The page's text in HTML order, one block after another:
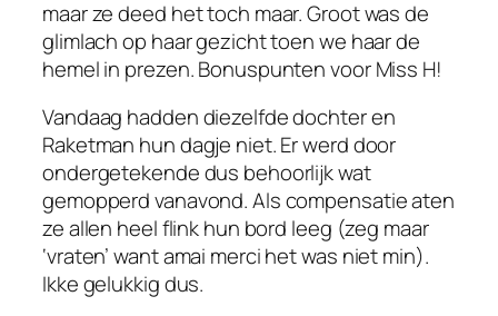
maar ze deed het toch maar. Groot was de
glimlach op haar gezicht toen we haar de
hemel in prezen. Bonuspunten voor Miss H!
Vandaag hadden diezelfde dochter en
Raketman hun dagje niet. Er werd door
ondergetekende dus behoorlijk wat
gemopperd vanavond. Als compensatie aten
ze allen heel flink hun bord leeg (zeg maar
‘vraten’ want amai merci het was niet min).
Ikke gelukkig dus.